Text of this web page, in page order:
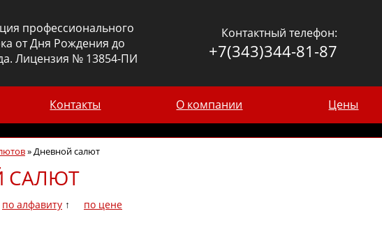
профессионального
от Дня Рождения до
Лицензия № 13854-ПИ
Контактный телефон:
+7(343)344-81-87
Контакты О компании Цены
»Дневной салют
САЛЮТ
по алфавиту↑
по цене